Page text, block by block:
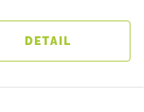
DETAIL